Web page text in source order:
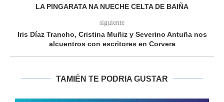
LA PINGARATA NA NUECHE CELTA DE BAIÑA
siguiente
Iris Díaz Trancho, Cristina Muñiz y Severino Antuña nos
alcuentros con escritores en Corvera
TAMIÉN TE PODRIA GUSTAR